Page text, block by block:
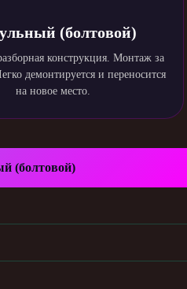
(болтовой)
конструкция. Монтаж за
демонтируется и переносится
на новое место.
(болтовой)